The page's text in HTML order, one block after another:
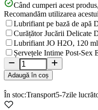
Când cumperi acest
Recomandăm utilizarea
Lubrifiant pe bază de apă
Curățător Jucării Delicate
Lubrifiant JO H2O, 120 ml
Șervețele Intime Post-Sex
Adaugă în coș
În stoc:Transport5-7zile